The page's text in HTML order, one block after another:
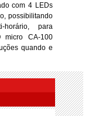
com 4 LEDs
possibilitando
para
micro CA-100
quando e